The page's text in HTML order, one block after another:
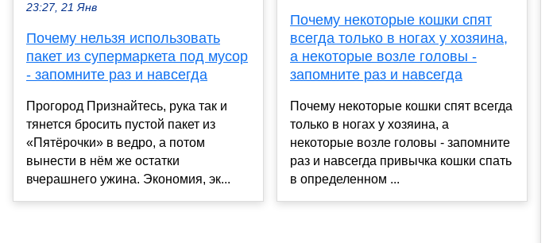
23:27, 21 Янв
Почему нельзя использовать
пакет из супермаркета под мусор
- запомните раз и навсегда
Прогород Признайтесь, рука так и
тянется бросить пустой пакет из
«Пятёрочки» в ведро, а потом
вынести в нём же остатки
вчерашнего ужина. Экономия, эк...
Почему некоторые кошки спят
всегда только в ногах у хозяина,
а некоторые возле головы -
запомните раз и навсегда
Почему некоторые кошки спят всегда
только в ногах у хозяина, а
некоторые возле головы - запомните
раз и навсегда привычка кошки спать
в определенном ...